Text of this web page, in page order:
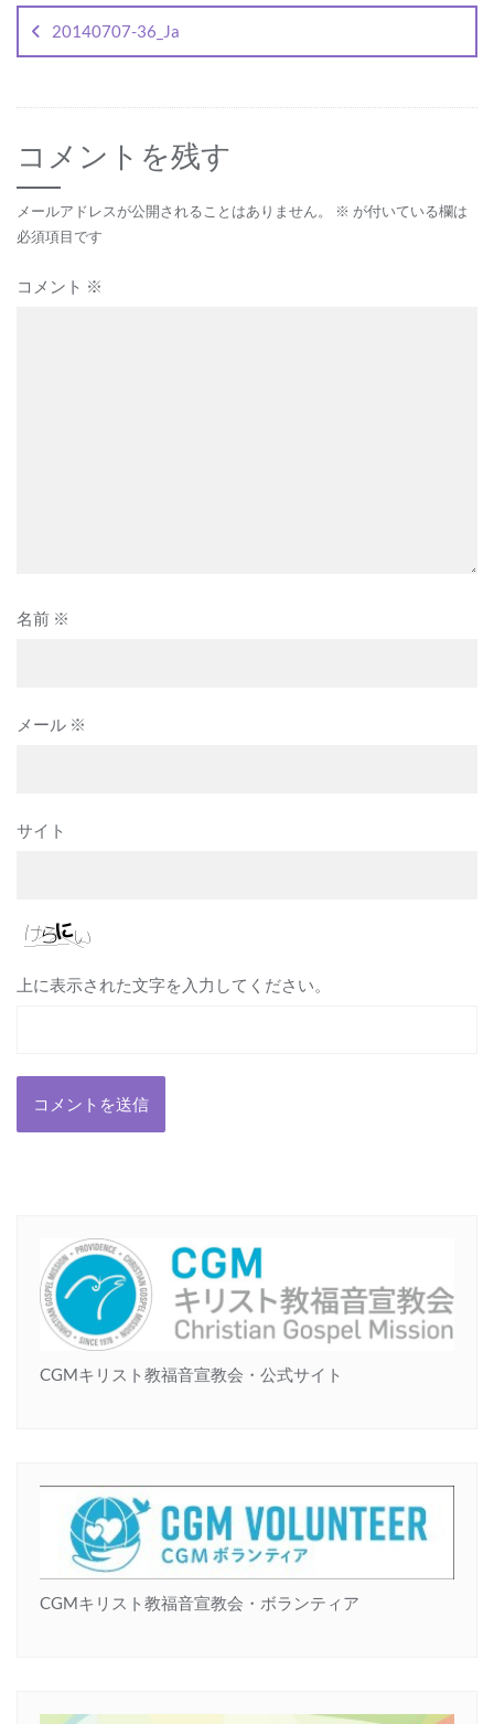
稿
ナ
ビ
ゲ
ー
シ
ョ
ン
20140707-36_Ja
コメントを残す
メールアドレスが公開されることはありません。 ※ が付いている欄は
必須項目です
コメント ※
名前 ※
メール ※
サイト
上に表示された文字を入力してください。
CGMキリスト教福音宣教会・公式サイト
CGMキリスト教福音宣教会・ボランティア